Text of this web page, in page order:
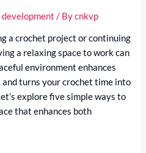
development / Bycnkvp
a crochet project or continuing
a relaxing space to work can
environment enhances
turns your crochet time into
explore five simple ways to
that enhances both